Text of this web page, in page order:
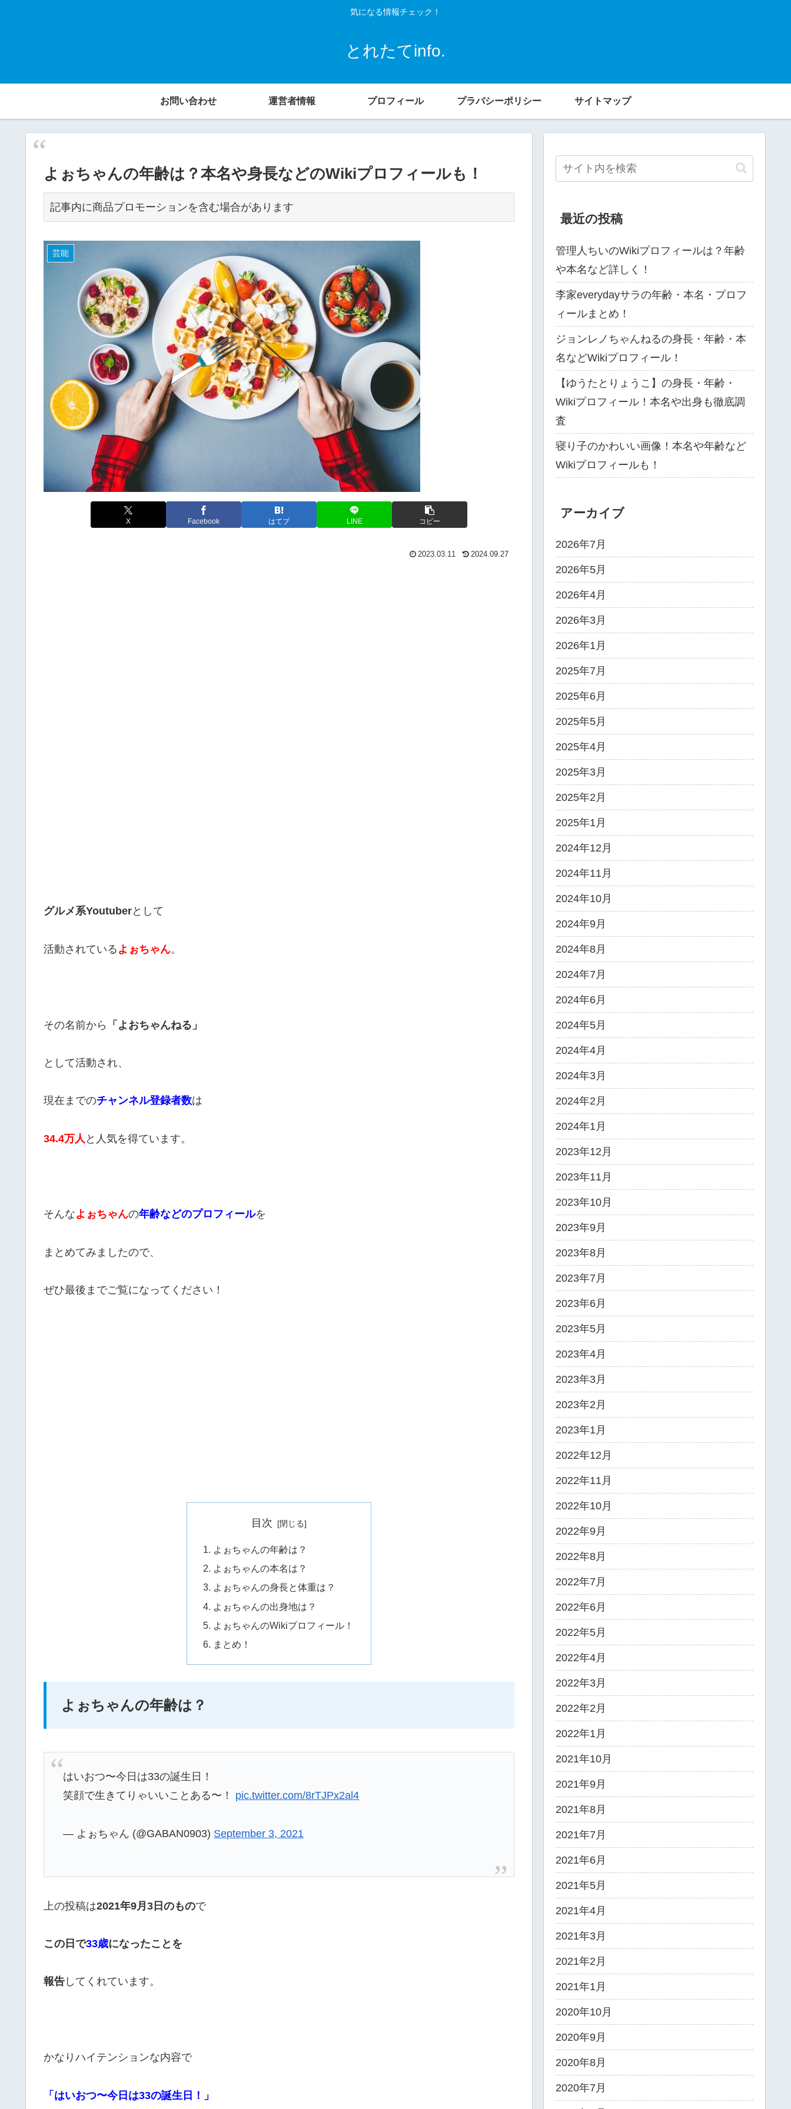
気になる情報チェック！
とれたてinfo.
お問い合わせ 運営者情報 プロフィール プラバシーポリシー サイトマップ
よぉちゃんの年齢は？本名や身長などのWikiプロフィールも！
記事内に商品プロモーションを含む場合があります
芸能
X Facebook はてブ LINE コピー
2023.03.11 2024.09.27
グルメ系Youtuberとして
活動されている よぉちゃん。
その名前から 「よおちゃんねる」
として活動され、
現在までのチャンネル登録者数は
34.4万人 と人気を得ています。
そんなよぉちゃんの年齢などのプロフィールを
まとめてみましたので、
ぜひ最後までご覧になってください！
目次
よぉちゃんの年齢は？
よぉちゃんの本名は？
よぉちゃんの身長と体重は？
よぉちゃんの出身地は？
よぉちゃんのWikiプロフィール！
まとめ！
よぉちゃんの年齢は？
はいおつ〜今日は33の誕生日！
笑顔で生きてりゃいいことある〜！ pic.twitter.com/8rTJPx2al4
— よぉちゃん (@GABAN0903) September 3, 2021
上の投稿は2021年9月3日のもので
この日で33歳になったことを
報告 してくれています。
かなりハイテンションな内容で
「はいおつ〜今日は33の誕生日！」
最近の投稿
管理人ちいのWikiプロフィールは？年齢
や本名など詳しく！
李家everydayサラの年齢・本名・プロフ
ィールまとめ！
ジョンレノちゃんねるの身長・年齢・本
名などWikiプロフィール！
【ゆうたとりょうこ】の身長・年齢・
Wikiプロフィール！本名や出身も徹底調
査
寝り子のかわいい画像！本名や年齢など
Wikiプロフィールも！
アーカイブ
2026年7月
2026年5月
2026年4月
2026年3月
2026年1月
2025年7月
2025年6月
2025年5月
2025年4月
2025年3月
2025年2月
2025年1月
2024年12月
2024年11月
2024年10月
2024年9月
2024年8月
2024年7月
2024年6月
2024年5月
2024年4月
2024年3月
2024年2月
2024年1月
2023年12月
2023年11月
2023年10月
2023年9月
2023年8月
2023年7月
2023年6月
2023年5月
2023年4月
2023年3月
2023年2月
2023年1月
2022年12月
2022年11月
2022年10月
2022年9月
2022年8月
2022年7月
2022年6月
2022年5月
2022年4月
2022年3月
2022年2月
2022年1月
2021年10月
2021年9月
2021年8月
2021年7月
2021年6月
2021年5月
2021年4月
2021年3月
2021年2月
2021年1月
2020年10月
2020年9月
2020年8月
2020年7月